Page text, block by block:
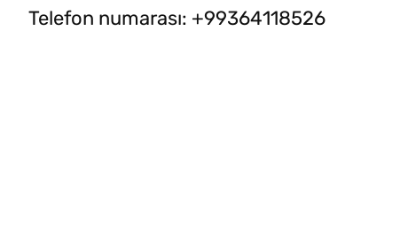
Telefon numarası: +99364118526